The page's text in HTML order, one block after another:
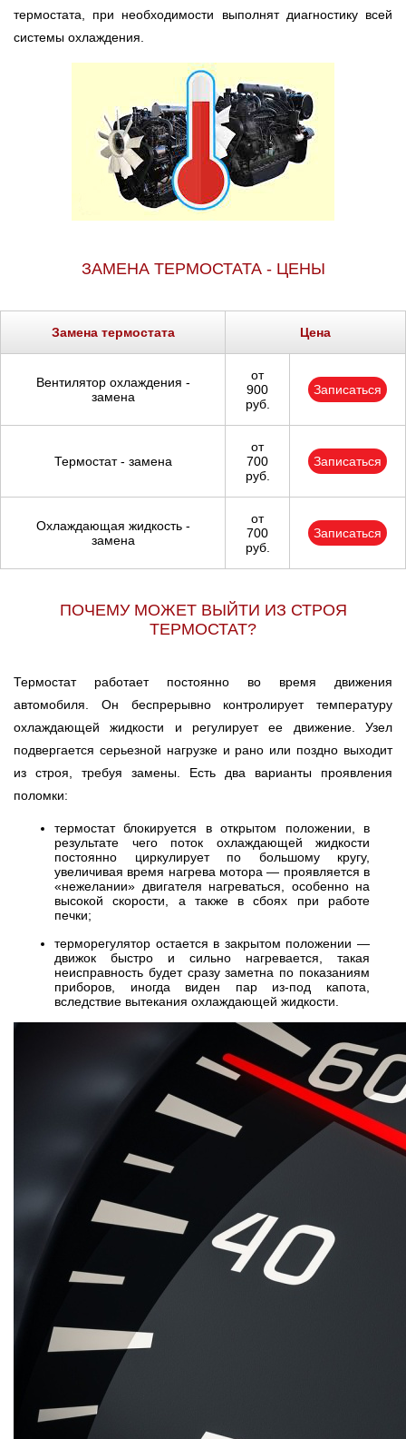
Солнцево
Тольятти
Тула
Тюмень
Ульяновск
Чебоксары
Челябинск
Череповец
термостата, при необходимости выполнят диагностику всей
системы охлаждения.
ЗАМЕНА ТЕРМОСТАТА - ЦЕНЫ
Замена термостата Цена
Вентилятор охлаждения -
замена
от
900
руб.
Записаться
Термостат - замена
от
700
руб.
Записаться
Охлаждающая жидкость -
замена
от
700
руб.
Записаться
ПОЧЕМУ МОЖЕТ ВЫЙТИ ИЗ СТРОЯ
ТЕРМОСТАТ?
Термостат работает постоянно во время движения
автомобиля. Он беспрерывно контролирует температуру
охлаждающей жидкости и регулирует ее движение. Узел
подвергается серьезной нагрузке и рано или поздно выходит
из строя, требуя замены. Есть два варианты проявления
поломки:
термостат блокируется в открытом положении, в
результате чего поток охлаждающей жидкости
постоянно циркулирует по большому кругу,
увеличивая время нагрева мотора — проявляется в
«нежелании» двигателя нагреваться, особенно на
высокой скорости, а также в сбоях при работе
печки;
терморегулятор остается в закрытом положении —
движок быстро и сильно нагревается, такая
неисправность будет сразу заметна по показаниям
приборов, иногда виден пар из-под капота,
вследствие вытекания охлаждающей жидкости.